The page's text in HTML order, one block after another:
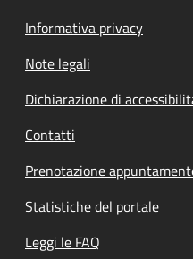
Informativa privacy
Note legali
Dichiarazione di
Contatti
Prenotazione
Statistiche del portale
Leggi le FAQ